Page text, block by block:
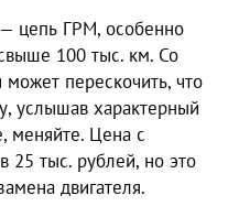
цепь ГРМ, особенно
100 тыс. км. Со
перескочить, что
услышав характерный
меняйте. Цена с
25 тыс. рублей, но это
двигателя.